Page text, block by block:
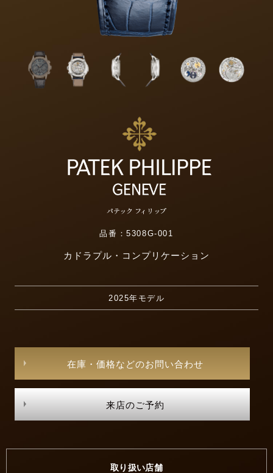
パテック フィリップ
品番：5308G-001
カドラプル・コンプリケーション
2025年モデル
在庫・価格などのお問い合わせ
来店のご予約
取り扱い店舗